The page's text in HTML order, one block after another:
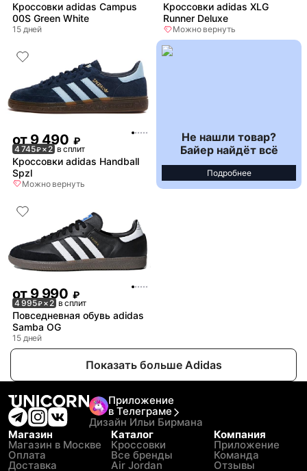
Кроссовки adidas Campus
00S Green White
15 дней
Кроссовки adidas XLG
Runner Deluxe
Можно вернуть
от 9 490 ₽
4 745₽× 2 в сплит
Кроссовки adidas Handball
Spzl
Можно вернуть
Не нашли товар?
Байер найдёт всё
Подробнее
от9 990 ₽
4 995₽× 2 в сплит
Повседневная обувь adidas
Samba OG
15 дней
Показать больше Adidas
Приложение
в Телеграме
Дизайн Ильи Бирмана
Магазин
Магазин в Москве
Оплата
Доставка
Каталог
Кроссовки
Все бренды
Air Jordan
Компания
Приложение
Команда
Отзывы